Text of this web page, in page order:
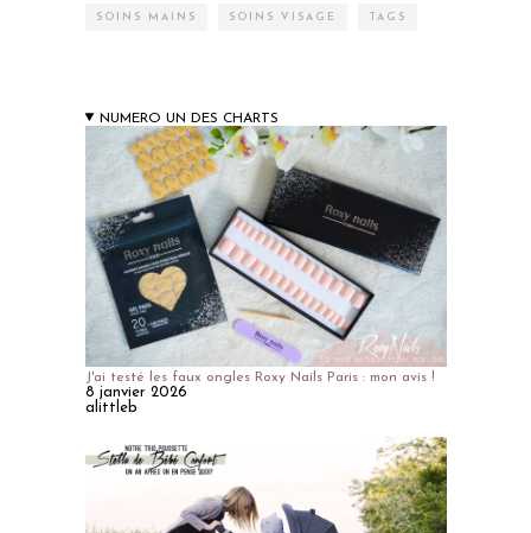
SOINS MAINS SOINS VISAGE TAGS
NUMERO UN DES CHARTS
J'ai testé les faux ongles Roxy Nails Paris : mon avis !
8 janvier 2026
alittleb